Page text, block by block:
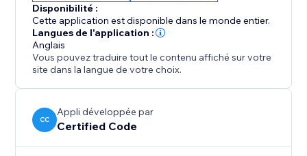
Disponibilité :
Cette application est disponible dans le monde entier.
Langues de l'application :
Anglais
Vous pouvez traduire tout le contenu affiché sur votre
site dans la langue de votre choix.
CC
Appli développée par
Certified Code